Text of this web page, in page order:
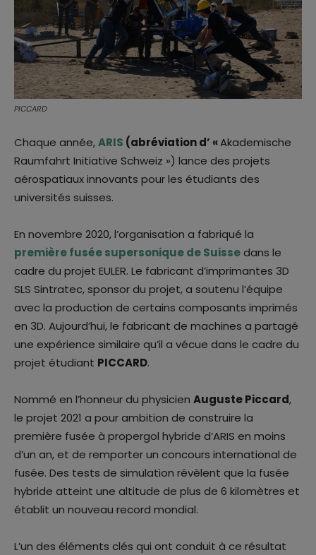
PICCARD
Chaque année,ARIS (abréviation d’ «Akademische
Raumfahrt Initiative Schweiz ») lance des projets
aérospatiaux innovants pour les étudiants des
universités suisses.
En novembre 2020, l’organisation a fabriqué la
première fusée supersonique de Suissedans le
cadre du projet EULER. Le fabricant d’imprimantes 3D
SLS Sintratec, sponsor du projet, a soutenu l’équipe
avec la production de certains composants imprimés
en 3D. Aujourd’hui, le fabricant de machines a partagé
une expérience similaire qu’il a vécue dans le cadre du
projet étudiant PICCARD.
Nommé en l’honneur du physicien Auguste Piccard,
le projet 2021 a pour ambition de construire la
première fusée à propergol hybride d’ARIS en moins
d’un an, et de remporter un concours international de
fusée. Des tests de simulation révèlent que la fusée
hybride atteint une altitude de plus de 6 kilomètres et
établit un nouveau record mondial.
L’un des éléments clés qui ont conduit à ce résultat